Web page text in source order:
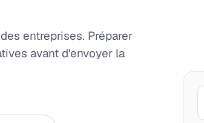
entreprises. Préparer
avant d'envoyer la